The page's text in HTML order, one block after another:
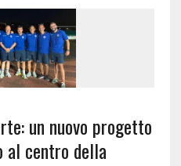
un nuovo progetto
centro della